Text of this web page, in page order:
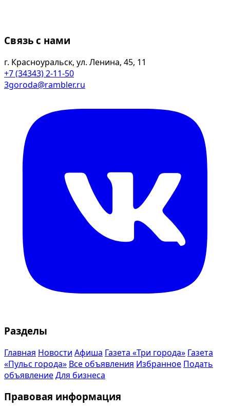
Связь с нами
г. Красноуральск, ул. Ленина, 45, 11
+7 (34343) 2-11-50
3goroda@rambler.ru
Разделы
Главная Новости Афиша Газета «Три города» Газета
«Пульс города» Все объявления Избранное Подать
объявлениеДля бизнеса
Правовая информация